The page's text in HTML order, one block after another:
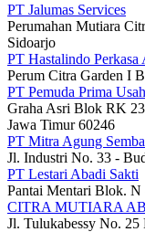
PT Jalumas Services
Perumahan Mutiara
Sidoarjo
PT Hastalindo Perkasa
Perum Citra Garden I
PT Pemuda Prima
Graha Asri Blok RK
Jawa Timur 60246
PT Mitra Agung
Jl. Industri No. 33 -
PT Lestari Abadi Sakti
Pantai Mentari Blok. N
CITRA MUTIARA
Jl. Tulukabessy No.